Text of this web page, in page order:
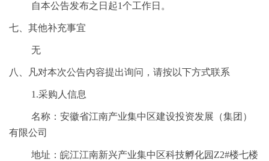
自本公告发布之日起1个工作日。
七、其他补充事宜
无
八、凡对本次公告内容提出询问，请按以下方式联系
1.采购人信息
名称：安徽省江南产业集中区建设投资发展（集团）
有限公司
地址：皖江江南新兴产业集中区科技孵化园 Z2#楼七楼